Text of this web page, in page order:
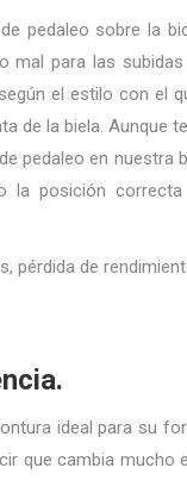
pedaleo sobre la
para las
el estilo con el
de la biela. Aunque
pedaleo en
la posición
pérdida de
ideal para su
que cambia mucho